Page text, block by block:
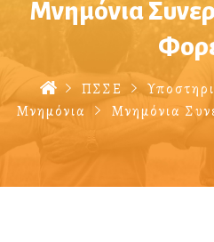
Μνημόνια
ΠΣΣΕ
Μνημόνια
Μνημόνια